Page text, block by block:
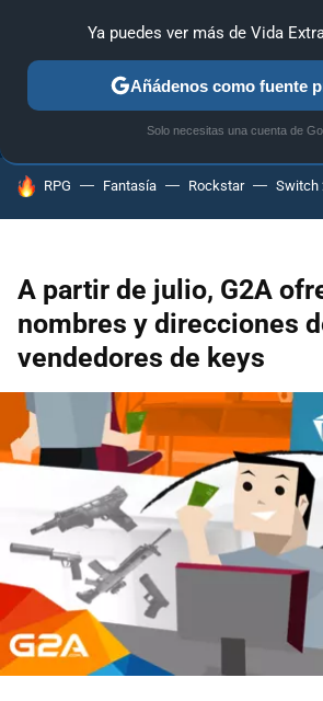
ANÁLISIS GUÍAS Y TRUCOS PC
HOY SE HABLA DE
RPG Fantasía Rockstar Switch
A partir de julio, G2A
nombres y direcciones
vendedores de keys
Ya puedes ver más de Vida
Añádenos como fuente
Solo necesitas una cuenta de